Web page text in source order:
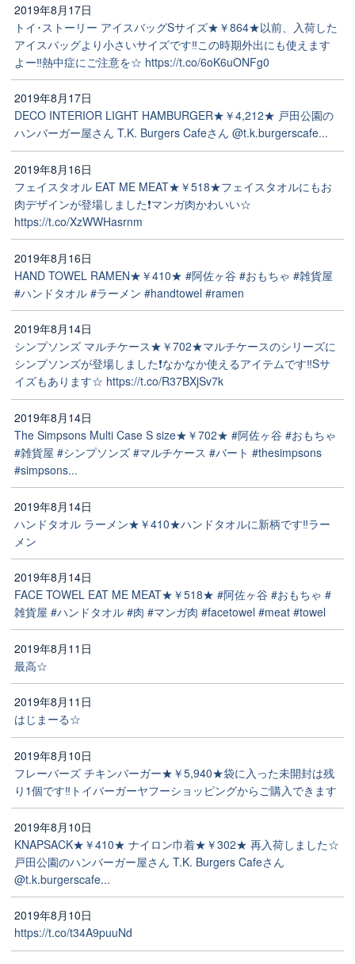
2019年8月17日
トイ･ストーリー アイスバッグSサイズ★￥864★以前、入荷した
アイスバッグより小さいサイズです‼️この時期外出にも使えます
よー‼️熱中症にご注意を☆ https://t.co/6oK6uONFg0
2019年8月17日
DECO INTERIOR LIGHT HAMBURGER★￥4,212★ 戸田公園の
ハンバーガー屋さん T.K. Burgers Cafeさん @t.k.burgerscafe...
2019年8月16日
フェイスタオル EAT ME MEAT★￥518★フェイスタオルにもお
肉デザインが登場しました❗マンガ肉かわいい☆
https://t.co/XzWWHasrnm
2019年8月16日
HAND TOWEL RAMEN★￥410★ #阿佐ヶ谷 #おもちゃ #雑貨屋
#ハンドタオル #ラーメン #handtowel #ramen
2019年8月14日
シンプソンズ マルチケース★￥702★マルチケースのシリーズに
シンプソンズが登場しました❗なかなか使えるアイテムです‼️Sサ
イズもあります☆ https://t.co/R37BXjSv7k
2019年8月14日
The Simpsons Multi Case S size★￥702★ #阿佐ヶ谷 #おもちゃ
#雑貨屋 #シンプソンズ #マルチケース #バート #thesimpsons
#simpsons...
2019年8月14日
ハンドタオル ラーメン★￥410★ハンドタオルに新柄です‼️ラー
メン
2019年8月14日
FACE TOWEL EAT ME MEAT★￥518★ #阿佐ヶ谷 #おもちゃ #
雑貨屋 #ハンドタオル #肉 #マンガ肉 #facetowel #meat #towel
2019年8月11日
最高☆
2019年8月11日
はじまーる☆
2019年8月10日
フレーバーズ チキンバーガー★￥5,940★袋に入った未開封は残
り1個です‼️トイバーガーヤフーショッピングからご購入できます
2019年8月10日
KNAPSACK★￥410★ ナイロン巾着★￥302★ 再入荷しました☆
戸田公園のハンバーガー屋さん T.K. Burgers Cafeさん
@t.k.burgerscafe...
2019年8月10日
https://t.co/t34A9puuNd